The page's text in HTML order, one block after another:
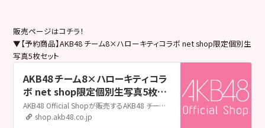
販売ページはコチラ！
▼【予約商品】AKB48 チーム8×ハローキティコラボ net shop限定個別生
写真5枚セット
AKB48 チーム8×ハローキティコラ
ボ net shop限定個別生写真5枚セ
ット | AKB48 Official Shop
AKB48 Official Shopが販売するAKB48 チーム8×ハローキティコラボ net shop限定個別生写真5枚セットの販売ページです。AKB48 Official ShopはAKB48の公式通販サイトです。メンバー個別グッズやライブグッズ、生誕グッズ、生写真をはじめ、CDやDVD&Blu-rayも取扱い中！
shop.akb48.co.jp